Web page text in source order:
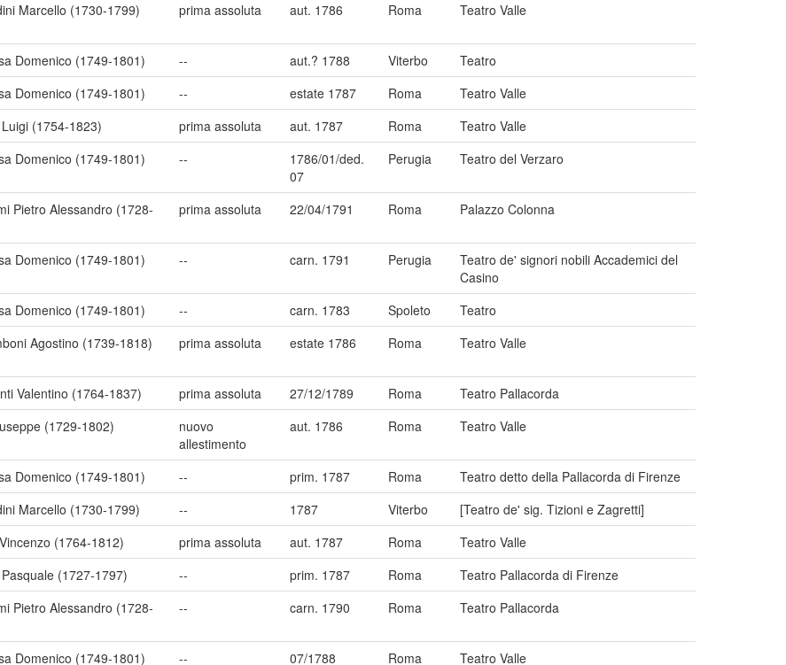
Marcello (1730-1799) prima assoluta aut. 1786 Roma Teatro Valle
Domenico (1749-1801) -- aut.? 1788 Viterbo
Teatro
Domenico (1749-1801) -- estate 1787 Roma
Teatro Valle
(1754-1823) prima assoluta aut. 1787 Roma
Teatro Valle
Domenico (1749-1801) --
1786/01/ded.
07
Perugia Teatro del Verzaro
Pietro Alessandro (1728-
prima assoluta 22/04/1791 Roma Palazzo Colonna
Domenico (1749-1801) -- carn. 1791 Perugia
Teatro de' signori nobili Accademici del
Casino
Domenico (1749-1801) -- carn. 1783 Spoleto
Teatro
Agostino (1739-1818) prima assoluta estate 1786 Roma Teatro Valle
Valentino (1764-1837) prima assoluta 27/12/1789 Roma
Teatro Pallacorda
(1729-1802)
nuovo
allestimento
aut. 1786 Roma Teatro Valle
Domenico (1749-1801) -- prim. 1787 Roma
Teatro detto della Pallacorda di Firenze
Marcello (1730-1799) -- 1787 Viterbo
[Teatro de' sig. Tizioni e Zagretti]
(1764-1812) prima assoluta aut. 1787 Roma
Teatro Valle
(1727-1797) -- prim. 1787 Roma
Teatro Pallacorda di Firenze
Pietro Alessandro (1728-
-- carn. 1790 Roma Teatro Pallacorda
Domenico (1749-1801) -- 07/1788 Roma Teatro Valle